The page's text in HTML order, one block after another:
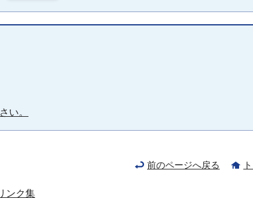
い。
前のページへ戻る
ンク集